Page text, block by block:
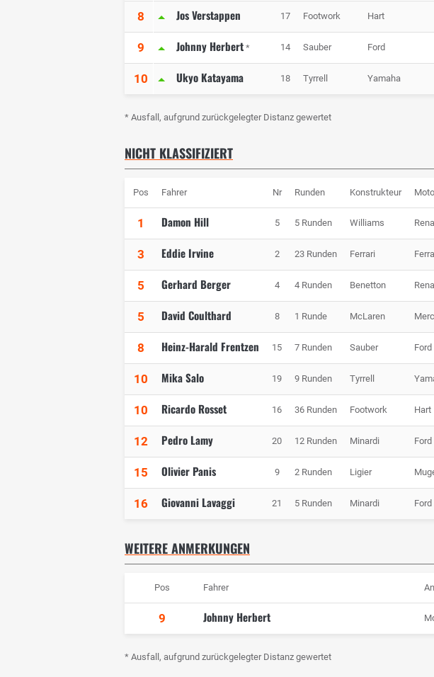
8 Jos Verstappen 17 Footwork Hart
9 Johnny Herbert * 14 Sauber Ford
10 Ukyo Katayama 18 Tyrrell Yamaha
* Ausfall, aufgrund zurückgelegter Distanz gewertet
NICHT KLASSIFIZIERT
Pos Fahrer Nr Runden Konstrukteur
1 Damon Hill 5 5 Runden Williams
3 Eddie Irvine 2 23 Runden Ferrari
5 Gerhard Berger 4 4 Runden Benetton
5 David Coulthard 8 1 Runde McLaren
8 Heinz-Harald Frentzen 15 7 Runden Sauber Ford
10 Mika Salo 19 9 Runden Tyrrell
10 Ricardo Rosset 16 36 Runden Footwork Hart
12 Pedro Lamy 20 12 Runden Minardi Ford
15 Olivier Panis 9 2 Runden Ligier
16 Giovanni Lavaggi 21 5 Runden Minardi Ford
WEITERE ANMERKUNGEN
Pos Fahrer
9 Johnny Herbert
* Ausfall, aufgrund zurückgelegter Distanz gewertet